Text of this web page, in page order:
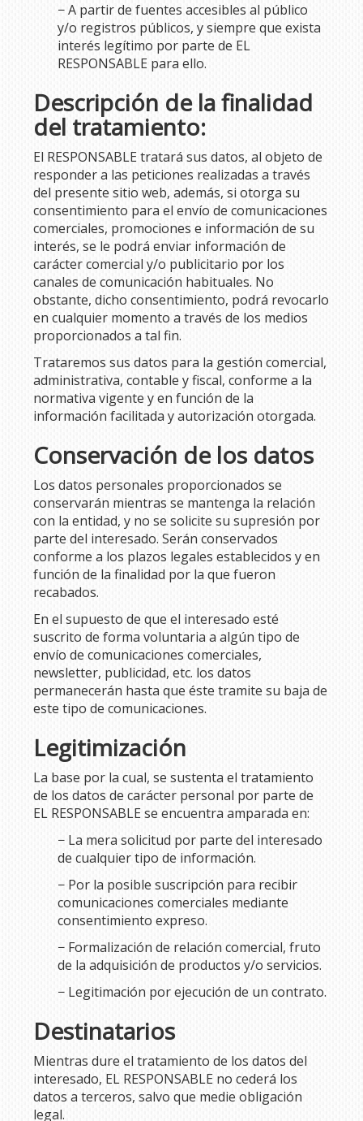
− A partir de fuentes accesibles al público
y/o registros públicos, y siempre que exista
interés legítimo por parte de EL
RESPONSABLE para ello.
Descripción de la finalidad
del tratamiento:
El RESPONSABLE tratará sus datos, al objeto de
responder a las peticiones realizadas a través
del presente sitio web, además, si otorga su
consentimiento para el envío de comunicaciones
comerciales, promociones e información de su
interés, se le podrá enviar información de
carácter comercial y/o publicitario por los
canales de comunicación habituales. No
obstante, dicho consentimiento, podrá revocarlo
en cualquier momento a través de los medios
proporcionados a tal fin.
Trataremos sus datos para la gestión comercial,
administrativa, contable y fiscal, conforme a la
normativa vigente y en función de la
información facilitada y autorización otorgada.
Conservación de los datos
Los datos personales proporcionados se
conservarán mientras se mantenga la relación
con la entidad, y no se solicite su supresión por
parte del interesado. Serán conservados
conforme a los plazos legales establecidos y en
función de la finalidad por la que fueron
recabados.
En el supuesto de que el interesado esté
suscrito de forma voluntaria a algún tipo de
envío de comunicaciones comerciales,
newsletter, publicidad, etc. los datos
permanecerán hasta que éste tramite su baja de
este tipo de comunicaciones.
Legitimización
La base por la cual, se sustenta el tratamiento
de los datos de carácter personal por parte de
EL RESPONSABLE se encuentra amparada en:
− La mera solicitud por parte del interesado
de cualquier tipo de información.
− Por la posible suscripción para recibir
comunicaciones comerciales mediante
consentimiento expreso.
− Formalización de relación comercial, fruto
de la adquisición de productos y/o servicios.
− Legitimación por ejecución de un contrato.
Destinatarios
Mientras dure el tratamiento de los datos del
interesado, EL RESPONSABLE no cederá los
datos a terceros, salvo que medie obligación
legal.